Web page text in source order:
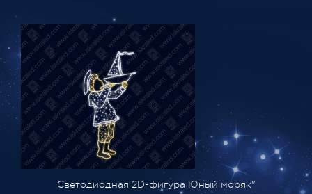
Светодиодная 2D-фигура Юный моряк"